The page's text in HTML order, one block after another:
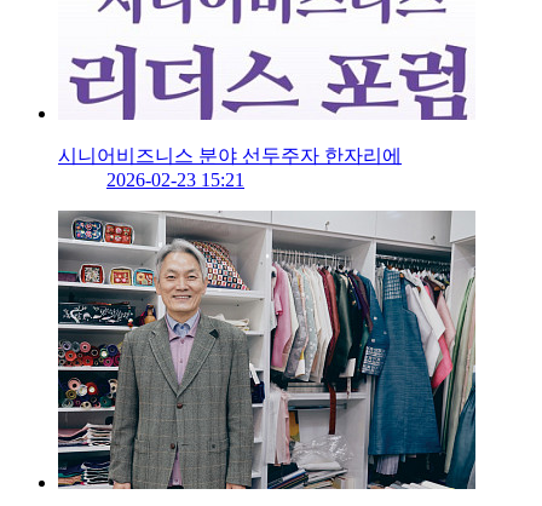
시니어비즈니스 분야 선두주자 한자리에
2026-02-23 15:21